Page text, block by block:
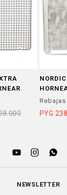
PYG
  
NEWSLETTER